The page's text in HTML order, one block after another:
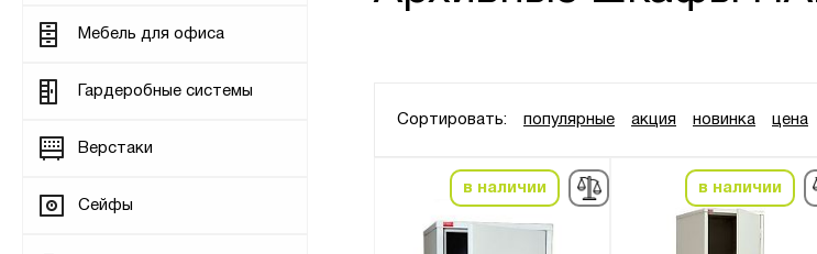
Мебель для офиса
Гардеробные системы
Верстаки
Сейфы
Сортировать: популярные акция новинка цена
в наличии в наличии